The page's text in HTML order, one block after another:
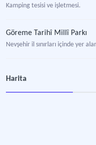
Kamping tesisi ve işletmesi.
Göreme Tarihî Millî Parkı
Nevşehir il sınırları içinde yer
Harita